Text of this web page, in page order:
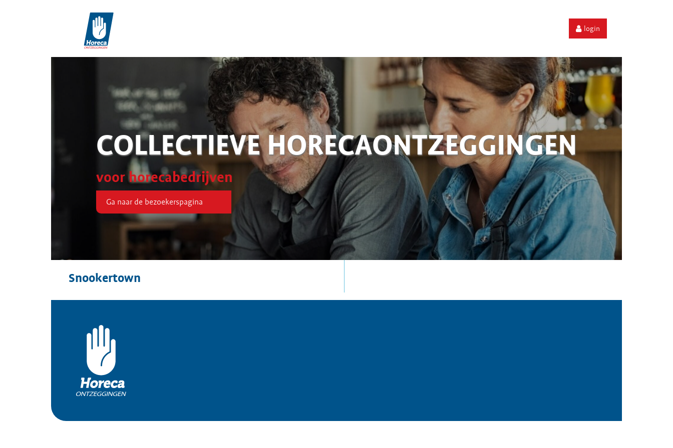
login
COLLECTIEVE HORECAONTZEGGINGEN
voor horecabedrijven
Ga naar de bezoekerspagina
Snookertown